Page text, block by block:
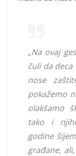
„Na ovaj
čuli da
nose
pokažemo
olakšamo
tako i
godine
građane,